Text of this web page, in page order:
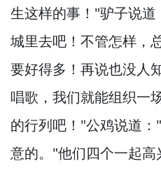
生这样的事！ "驴子说道
城里去吧！ 不管怎样，
要好得多！ 再说也没人
唱歌， 我们就能组织一
的行列吧！ "公鸡说道：
意的。 "他们四个一起高